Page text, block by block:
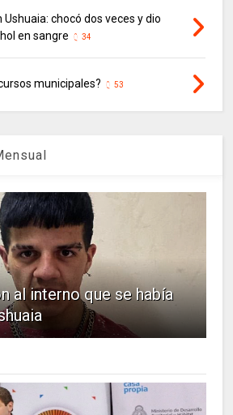
chocó dos veces y dio
en sangre
34
municipales? 53
al interno que se había